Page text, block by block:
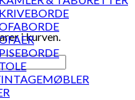
i kurven.